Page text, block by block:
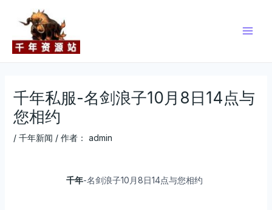
千年私服-名剑浪子10月8日14点与
您相约
/ 千年新闻 / 作者： admin
千年-名剑浪子10月8日14点与您相约
navigation